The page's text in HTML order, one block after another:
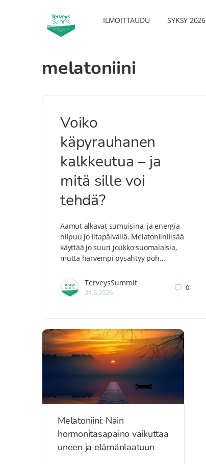
ILMOITTAUDU SYKSY 2026
melatoniini
Voiko
käpyrauhanen
kalkkeutua – ja
mitä sille voi
tehdä?
Aamut alkavat sumuisina, ja energia
hiipuu jo iltapäivällä. Melatoniinilisää
käyttää jo suuri joukko suomalaisia,
mutta harvempi pysähtyy poh…
TerveysSummit
21.3.2026
0
Melatoniini: Näin
hormonitasapaino vaikuttaa
uneen ja elämänlaatuun